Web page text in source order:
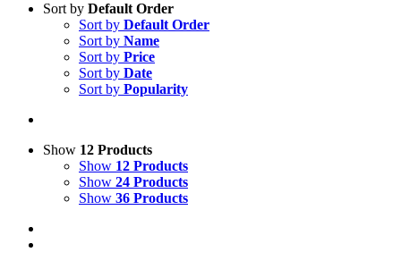
Sort by Default Order
Sort by Default Order
Sort by Name
Sort by Price
Sort by Date
Sort by Popularity
Show 12 Products
Show 12 Products
Show 24 Products
Show 36 Products